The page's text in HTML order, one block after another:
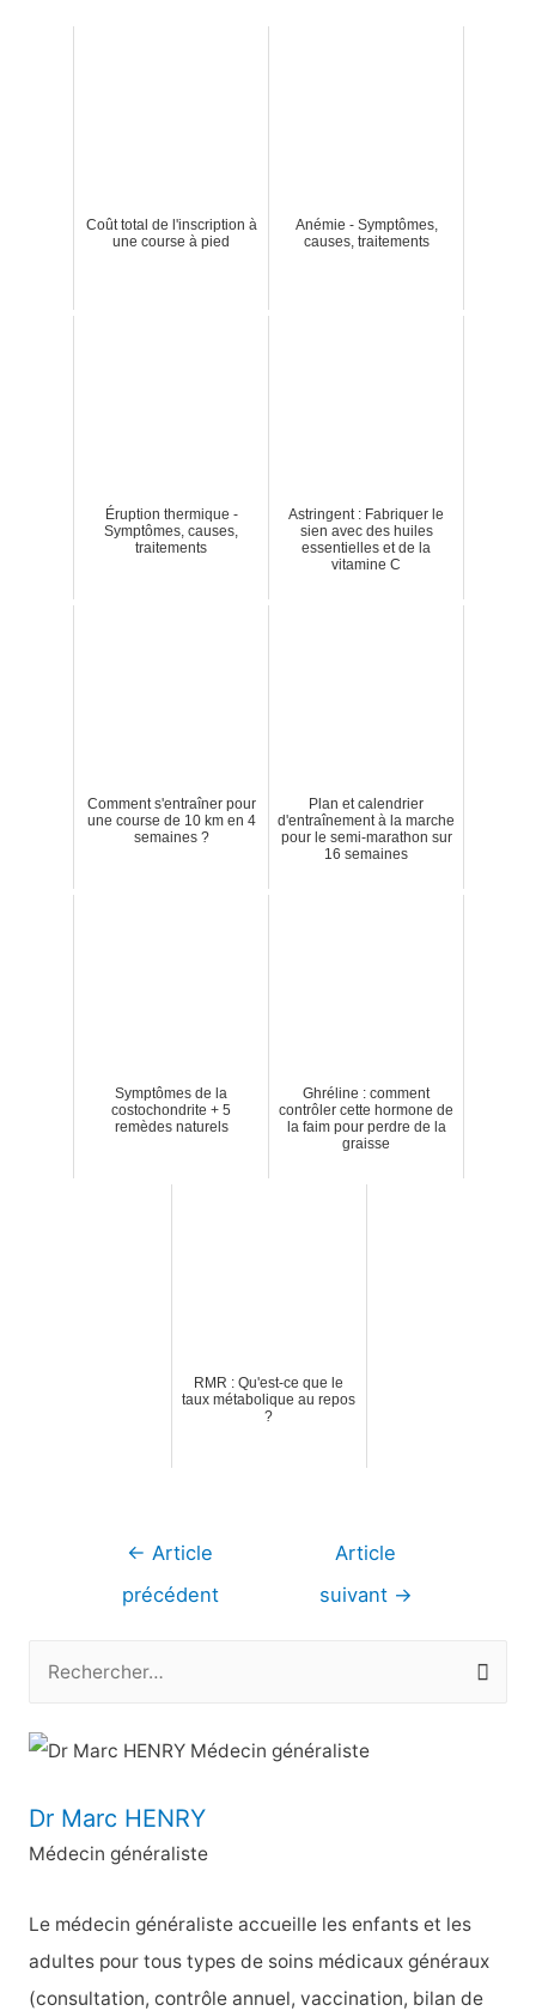
Coût total de l'inscription à
une course à pied
Anémie - Symptômes,
causes, traitements
Éruption thermique -
Symptômes, causes,
traitements
Astringent : Fabriquer le
sien avec des huiles
essentielles et de la
vitamine C
Comment s'entraîner pour
une course de 10 km en 4
semaines ?
Plan et calendrier
d'entraînement à la marche
pour le semi-marathon sur
16 semaines
Symptômes de la
costochondrite + 5
remèdes naturels
Ghréline : comment
contrôler cette hormone de
la faim pour perdre de la
graisse
RMR : Qu'est-ce que le
taux métabolique au repos
?
Navigation
← Article
précédent
Article
suivant →
c
e
r
h
e
r
Dr Marc HENRY
Médecin généraliste
Le médecin généraliste accueille les enfants et les
adultes pour tous types de soins médicaux généraux
(consultation, contrôle annuel, vaccination, bilan de